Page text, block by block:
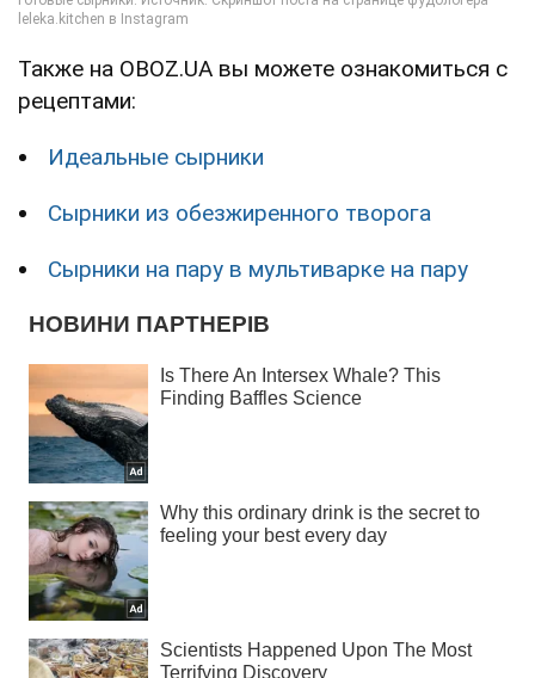
Также на OBOZ.UA вы можете ознакомиться с
рецептами:
Идеальные сырники
Сырники из обезжиренного творога
Сырники на пару в мультиварке на пару